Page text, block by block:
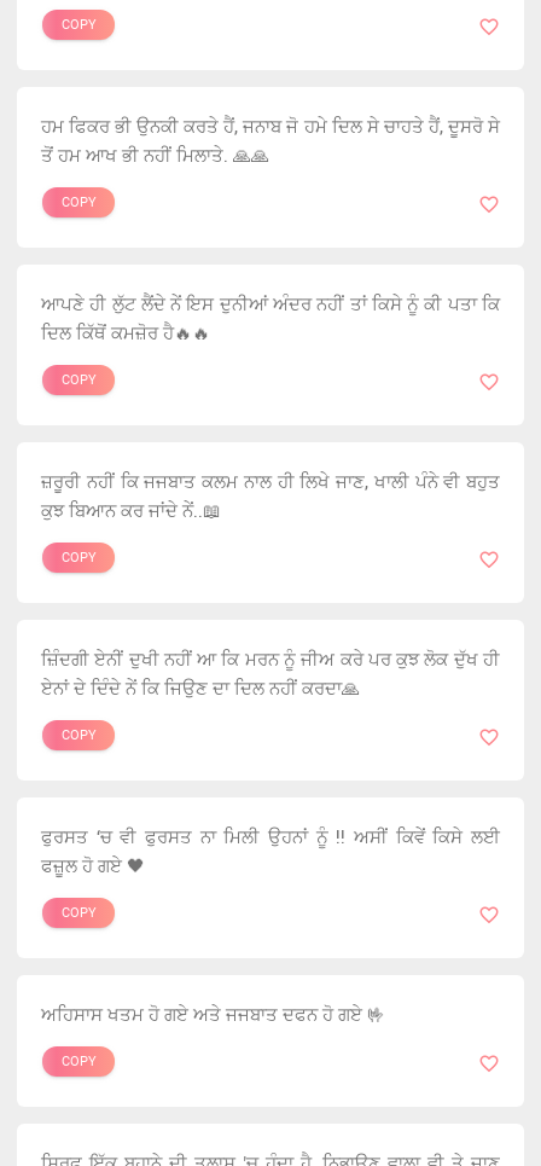
COPY
ਹਮ ਫਿਕਰ ਭੀ ਉਨਕੀ ਕਰਤੇ ਹੈਂ, ਜਨਾਬ ਜੋ ਹਮੇ ਦਿਲ ਸੇ ਚਾਹਤੇ ਹੈਂ, ਦੂਸਰੋ ਸੇ
ਤੋਂ ਹਮ ਆਖ ਭੀ ਨਹੀਂ ਮਿਲਾਤੇ. 🙏🙏
COPY
ਆਪਣੇ ਹੀ ਲੁੱਟ ਲੈਂਦੇ ਨੇਂ ਇਸ ਦੁਨੀਆਂ ਅੰਦਰ ਨਹੀਂ ਤਾਂ ਕਿਸੇ ਨੂੰ ਕੀ ਪਤਾ ਕਿ
ਦਿਲ ਕਿੱਥੋਂ ਕਮਜ਼ੋਰ ਹੈ🔥🔥
COPY
ਜ਼ਰੂਰੀ ਨਹੀਂ ਕਿ ਜਜਬਾਤ ਕਲਮ ਨਾਲ ਹੀ ਲਿਖੇ ਜਾਣ, ਖਾਲੀ ਪੰਨੇ ਵੀ ਬਹੁਤ
ਕੁਝ ਬਿਆਨ ਕਰ ਜਾਂਦੇ ਨੇਂ..📖
COPY
ਜ਼ਿੰਦਗੀ ਏਨੀਂ ਦੁਖੀ ਨਹੀਂ ਆ ਕਿ ਮਰਨ ਨੂੰ ਜੀਅ ਕਰੇ ਪਰ ਕੁਝ ਲੋਕ ਦੁੱਖ ਹੀ
ਏਨਾਂ ਦੇ ਦਿੰਦੇ ਨੇਂ ਕਿ ਜਿਉਣ ਦਾ ਦਿਲ ਨਹੀਂ ਕਰਦਾ🙏
COPY
ਫੁਰਸਤ ‘ਚ ਵੀ ਫੁਰਸਤ ਨਾ ਮਿਲੀ ਉਹਨਾਂ ਨੂੰ !! ਅਸੀਂ ਕਿਵੇਂ ਕਿਸੇ ਲਈ
ਫਜ਼ੂਲ ਹੋ ਗਏ 🖤
COPY
ਅਹਿਸਾਸ ਖਤਮ ਹੋ ਗਏ ਅਤੇ ਜਜਬਾਤ ਦਫਨ ਹੋ ਗਏ 🤟
COPY